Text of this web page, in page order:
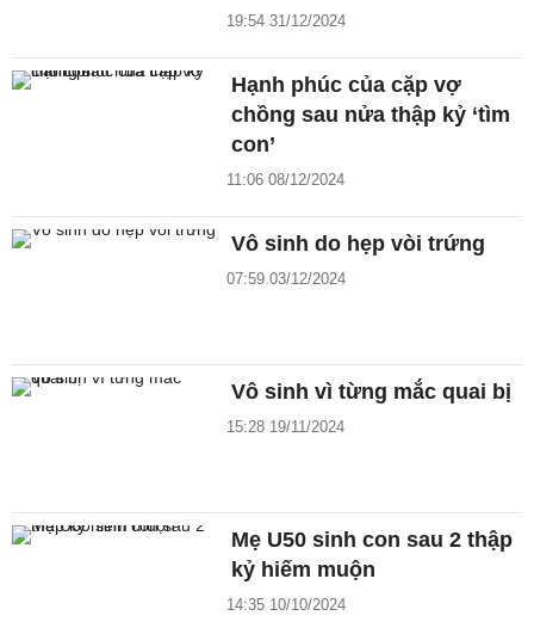
19:54 31/12/2024
Hạnh phúc của cặp vợ
chồng sau nửa thập kỷ ‘tìm
con’
11:06 08/12/2024
Vô sinh do hẹp vòi trứng
07:59 03/12/2024
Vô sinh vì từng mắc quai bị
15:28 19/11/2024
Mẹ U50 sinh con sau 2 thập
kỷ hiếm muộn
14:35 10/10/2024